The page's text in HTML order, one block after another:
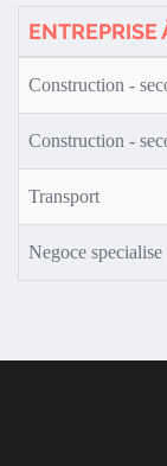
ENTREPRISE
Construction -
Construction -
Transport
Negoce specialise